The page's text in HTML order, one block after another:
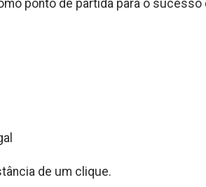
ponto de partida para o
de um clique.